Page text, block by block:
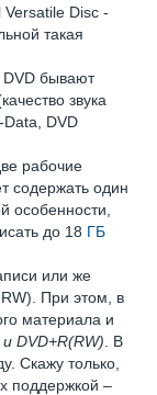
Versatile Disc -
такая
DVD бывают
звука
DVD
рабочие
содержать один
особенности,
до 18 ГБ
или же
При этом, в
материала и
DVD+R(RW) . В
Скажу только,
поддержкой –